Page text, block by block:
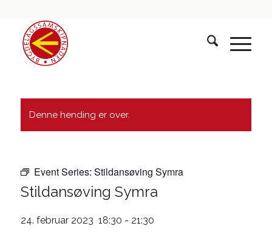
Denne hending er over.
Event Series: Stildansøving Symra
Stildansøving Symra
24. februar 2023 18:30 - 21:30